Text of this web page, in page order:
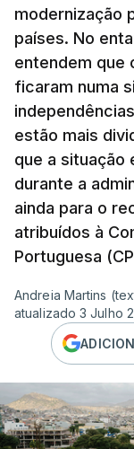
modernização
países. No
entendem que
ficaram numa
estão mais
que a situação
durante a
ainda para o
atribuídos à
Portuguesa
Andreia Martins
atualizado 3 Julho